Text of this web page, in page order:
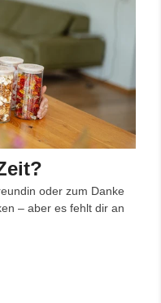
oder zum Danke
– aber es fehlt dir an